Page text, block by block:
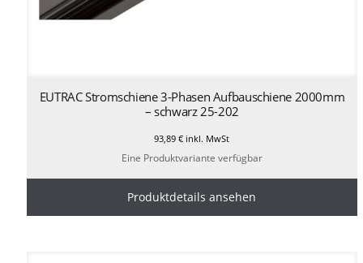
EUTRAC Stromschiene 3-Phasen Aufbauschiene 2000mm
– schwarz 25-202
93,89€ inkl. MwSt
Eine Produktvariante verfügbar
Produktdetails ansehen